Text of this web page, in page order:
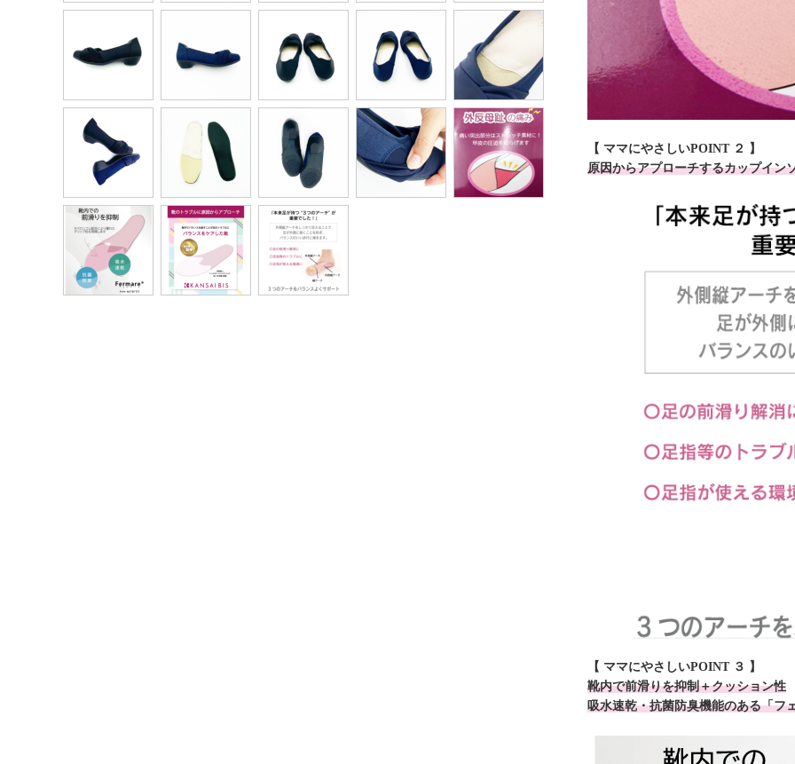
【 ママにやさしいPOINT ２ 】
原因からアプローチするカップイン
【 ママにやさしいPOINT ３ 】
靴内で前滑りを抑制＋クッション性
吸水速乾・抗菌防臭機能のある「フ